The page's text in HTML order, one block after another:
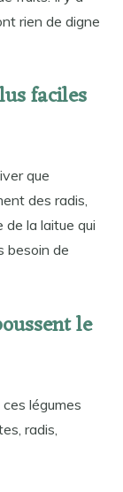
rien de digne
faciles
que
des radis,
la laitue qui
besoin de
le
légumes
radis,